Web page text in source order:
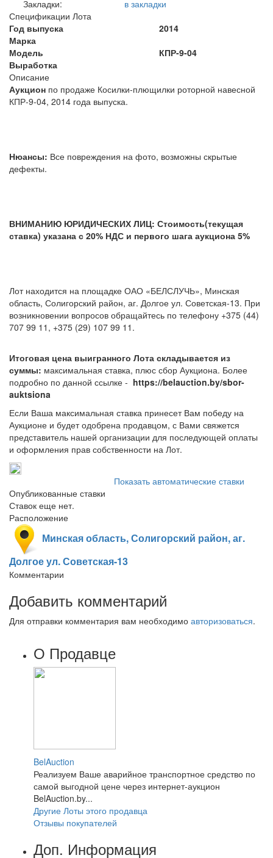
Закладки:
в закладки
Спецификации Лота
Год выпуска
2014
Марка
Модель
КПР-9-04
Выработка
Описание
Аукцион по продаже Косилки-плющилки роторной навесной
КПР-9-04, 2014 года выпуска.
Нюансы: Все повреждения на фото, возможны скрытые
дефекты.
ВНИМАНИЮ ЮРИДИЧЕСКИХ ЛИЦ: Стоимость(текущая
ставка) указана с 20% НДС и первого шага аукциона 5%
Лот находится на площадке ОАО «БЕЛСЛУЧЬ», Минская
область, Солигорский район, аг. Долгое ул. Советская-13. При
возникновении вопросов обращайтесь по телефону +375 (44)
707 99 11, +375 (29) 107 99 11.
Итоговая цена выигранного Лота складывается из
суммы: максимальная ставка, плюс сбор Аукциона. Более
подробно по данной ссылке - https://belauction.by/sbor-
auktsiona
Если Ваша максимальная ставка принесет Вам победу на
Аукционе и будет одобрена продавцом, с Вами свяжется
представитель нашей организации для последующей оплаты
и оформления прав собственности на Лот.
Показать автоматические ставки
Опубликованные ставки
Ставок еще нет.
Расположение
Минская область, Солигорский район, аг.
Долгое ул. Советская-13
Комментарии
Добавить комментарий
Для отправки комментария вам необходимо авторизоваться.
О Продавце
BelAuction
Реализуем Ваше аварийное транспортное средство по
самой выгодной цене через интернет-аукцион
BelAuction.by...
Другие Лоты этого продавца
Отзывы покупателей
Доп. Информация